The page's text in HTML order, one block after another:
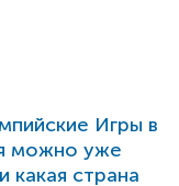
Игры в
можно уже
какая страна